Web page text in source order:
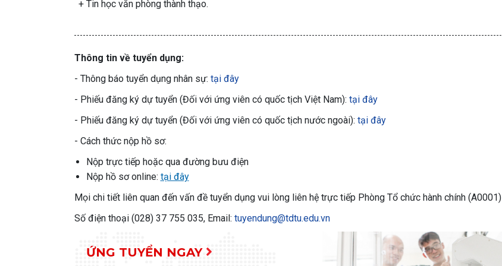
+ Tin học văn phòng thành thạo.
Thông tin về tuyển dụng:
- Thông báo tuyển dụng nhân sự: tại đây
- Phiếu đăng ký dự tuyển (Đối với ứng viên có quốc tịch Việt Nam): tại đây
- Phiếu đăng ký dự tuyển (Đối với ứng viên có quốc tịch nước ngoài): tại đây
- Cách thức nộp hồ sơ:
Nộp trực tiếp hoặc qua đường bưu điện
Nộp hồ sơ online: tại đây
Mọi chi tiết liên quan đến vấn đề tuyển dụng vui lòng liên hệ trực tiếp Phòng Tổ chức hành chính (A0001)
Số điện thoại (028) 37 755 035, Email: tuyendung@tdtu.edu.vn
ỨNG TUYỂN NGAY